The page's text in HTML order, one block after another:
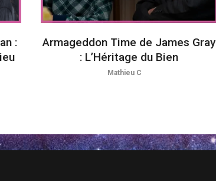
:
Armageddon Time de James Gray
: L’Héritage du Bien
Mathieu C